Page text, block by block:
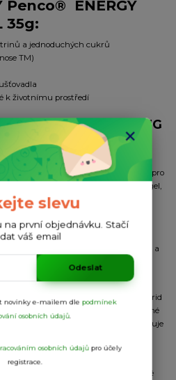
Penco® ENERGY
35g:
a jednoduchých cukrů
TM)
k životnímu prostředí
ENERGY GEL LONG
ve výkonu vysoké intenzity je
zásob (svalového glykogenu) a právě pro
GEL LONG - unikátní energetický gel,
elektrolytů a vitamínu E.
zvyšuje hladinu sacharidového
speciální směs komplexních
cukrů (glukózy a fruktózy) a
uvolňování energie během
látka, pomalu stravitelný sacharid
těle se metabolizuje pomaleji než jiné
glukózy, Svalům a mozku poskytuje
nebo glukóza, ale v delším
(draslíku) doplňují minerály, ztracené
slevu
na první objednávku. Stačí
váš email
Odeslat
novinky e-mailem dle podmínek
osobních údajů.
osobních údajůpro účely
registrace.